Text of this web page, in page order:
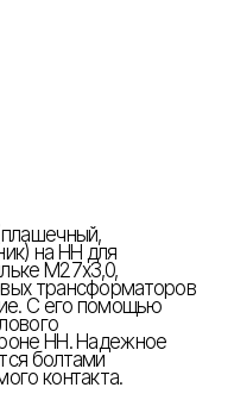
на НН для
М27х3,0,
трансформаторов
С его помощью
НН. Надежное
болтами
контакта.